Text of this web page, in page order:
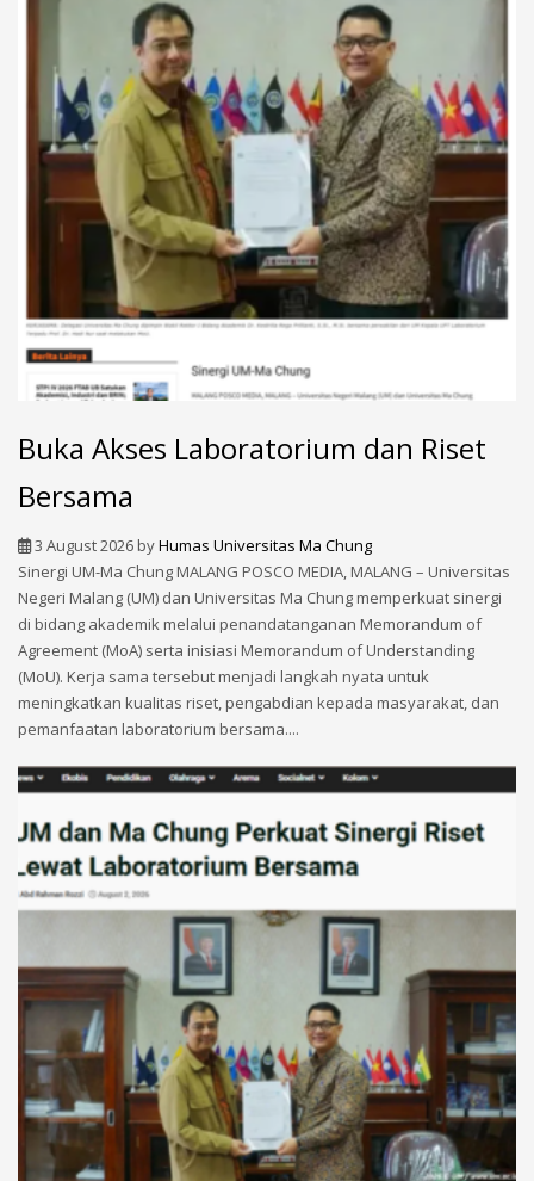
Buka Akses Laboratorium dan Riset
Bersama
3 August 2026byHumas Universitas Ma Chung
Sinergi UM-Ma Chung MALANG POSCO MEDIA, MALANG – Universitas
Negeri Malang (UM) dan Universitas Ma Chung memperkuat sinergi
di bidang akademik melalui penandatanganan Memorandum of
Agreement (MoA) serta inisiasi Memorandum of Understanding
(MoU). Kerja sama tersebut menjadi langkah nyata untuk
meningkatkan kualitas riset, pengabdian kepada masyarakat, dan
pemanfaatan laboratorium bersama....